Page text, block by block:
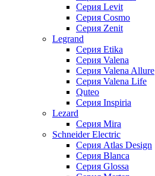
Серия Levit
Серия Cosmo
Серия Zenit
Legrand
Серия Etika
Серия Valena
Серия Valena Allure
Серия Valena Life
Quteo
Серия Inspiria
Lezard
Серия Mira
Schneider Electric
Серия Atlas Design
Серия Blanca
Серия Glossa